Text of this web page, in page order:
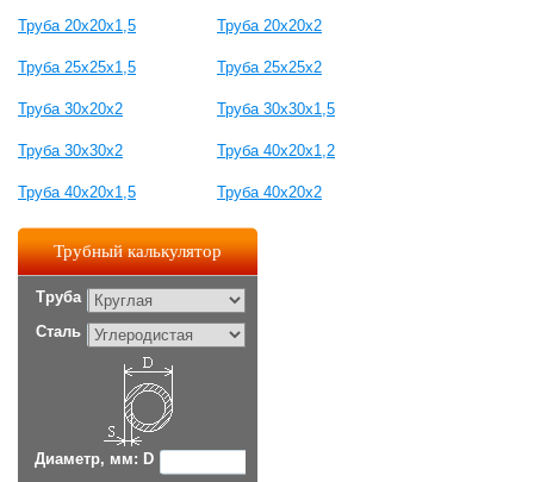
Труба 20х20х1,5 Труба 20х20х2
Труба 25х25х1,5 Труба 25х25х2
Труба 30х20х2 Труба 30х30х1,5
Труба 30х30х2 Труба 40х20х1,2
Труба 40х20х1,5 Труба 40х20х2
Трубный калькулятор
Труба
Сталь
Диаметр, мм: D